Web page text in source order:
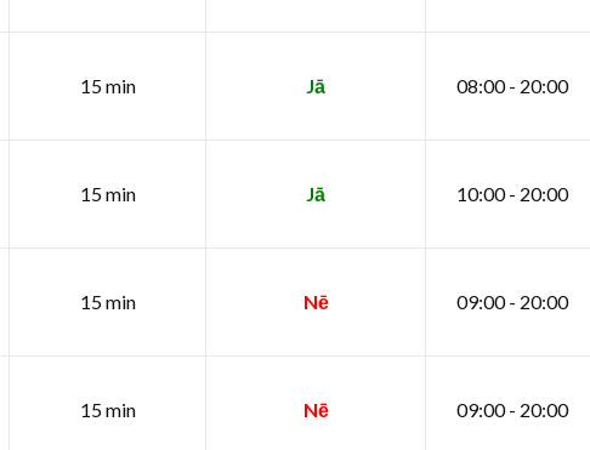
15 min Jā 08:00 - 20:00
15 min Jā 10:00 - 20:00
15 min Nē 09:00 - 20:00
15 min Nē 09:00 - 20:00